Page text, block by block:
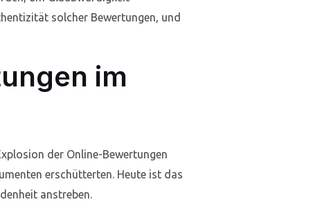
solcher Bewertungen, und
im
der Online-Bewertungen
erschütterten. Heute ist das
anstreben.